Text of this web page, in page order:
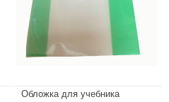
Обложка для учебника